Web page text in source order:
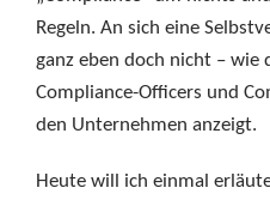
Regeln. An sich eine
ganz eben doch nicht – wie
Compliance-Officers und
den Unternehmen anzeigt.
Heute will ich einmal